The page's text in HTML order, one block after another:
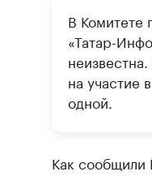
В Комитете
«Татар-
на участие
одной.
Как сообщили